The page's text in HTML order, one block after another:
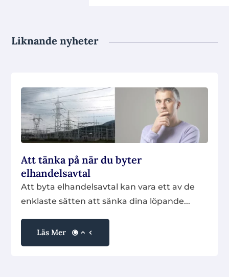
Liknande nyheter
Att tänka på när du byter
elhandelsavtal
Att byta elhandelsavtal kan vara ett av de
enklaste sätten att sänka dina löpande...
Läs Mer